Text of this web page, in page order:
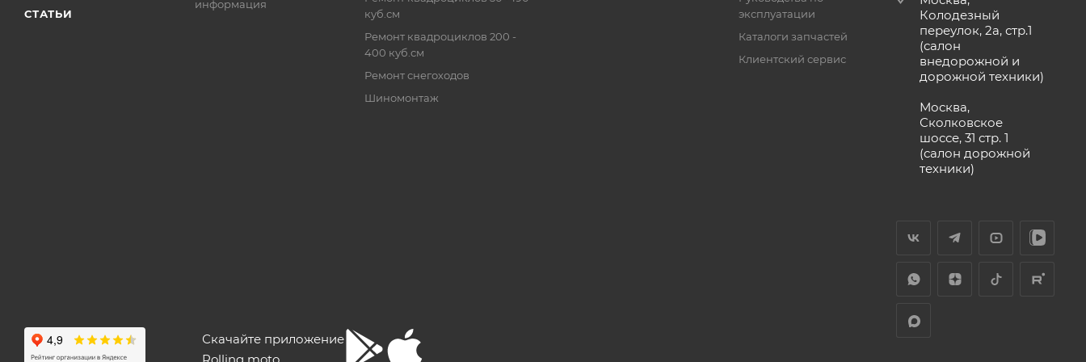
СТАТЬИ
информация
куб.см
Ремонт квадроциклов 200 -
400 куб.см
Ремонт снегоходов
Шиномонтаж
эксплуатации
Каталоги запчастей
Клиентский сервис
Колодезный
переулок, 2а, стр.1
(салон
внедорожной и
дорожной техники)
Москва,
Сколковское
шоссе, 31 стр. 1
(салон дорожной
техники)
Скачайте приложение
Rolling moto